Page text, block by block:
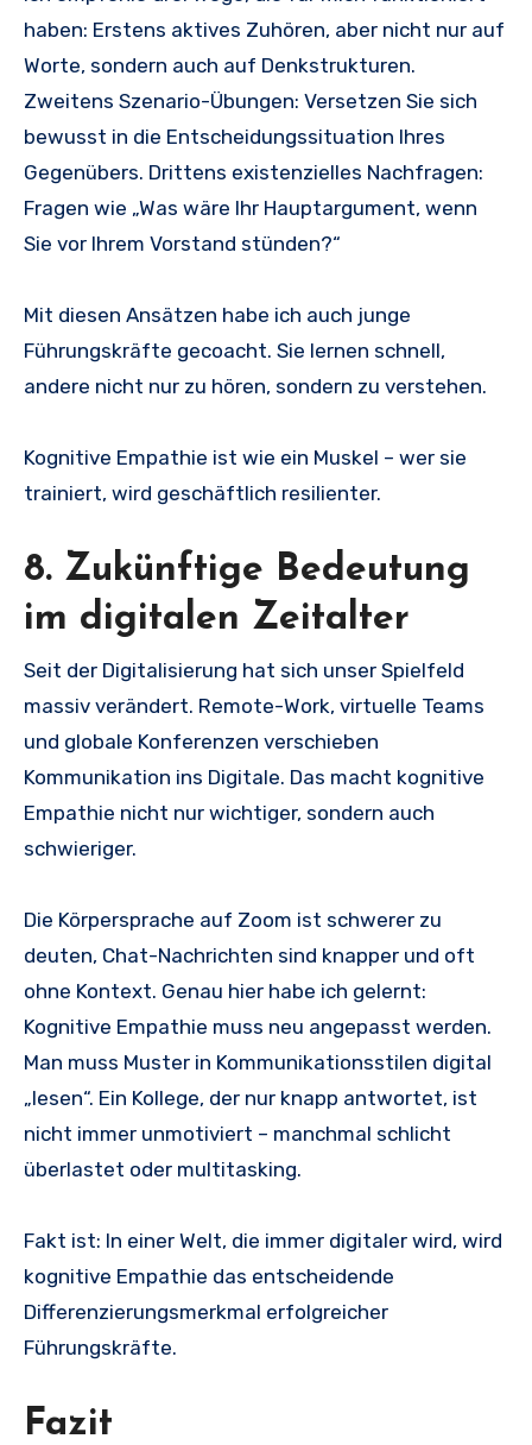
haben: Erstens aktives Zuhören, aber nicht nur auf
Worte, sondern auch auf Denkstrukturen.
Zweitens Szenario-Übungen: Versetzen Sie sich
bewusst in die Entscheidungssituation Ihres
Gegenübers. Drittens existenzielles Nachfragen:
Fragen wie „Was wäre Ihr Hauptargument, wenn
Sie vor Ihrem Vorstand stünden?“
Mit diesen Ansätzen habe ich auch junge
Führungskräfte gecoacht. Sie lernen schnell,
andere nicht nur zu hören, sondern zu verstehen.
Kognitive Empathie ist wie ein Muskel – wer sie
trainiert, wird geschäftlich resilienter.
8. Zukünftige Bedeutung
im digitalen Zeitalter
Seit der Digitalisierung hat sich unser Spielfeld
massiv verändert. Remote-Work, virtuelle Teams
und globale Konferenzen verschieben
Kommunikation ins Digitale. Das macht kognitive
Empathie nicht nur wichtiger, sondern auch
schwieriger.
Die Körpersprache auf Zoom ist schwerer zu
deuten, Chat-Nachrichten sind knapper und oft
ohne Kontext. Genau hier habe ich gelernt:
Kognitive Empathie muss neu angepasst werden.
Man muss Muster in Kommunikationsstilen digital
„lesen“. Ein Kollege, der nur knapp antwortet, ist
nicht immer unmotiviert – manchmal schlicht
überlastet oder multitasking.
Fakt ist: In einer Welt, die immer digitaler wird, wird
kognitive Empathie das entscheidende
Differenzierungsmerkmal erfolgreicher
Führungskräfte.
Fazit